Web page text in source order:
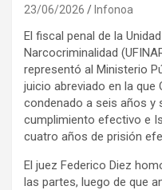
23/06/2026 Infonoa
El fiscal penal de la
Narcocriminalidad
representó al Ministerio
juicio abreviado en la que
condenado a seis años y
cumplimiento efectivo e
cuatro años de prisión
El juez Federico Diez
las partes, luego de que